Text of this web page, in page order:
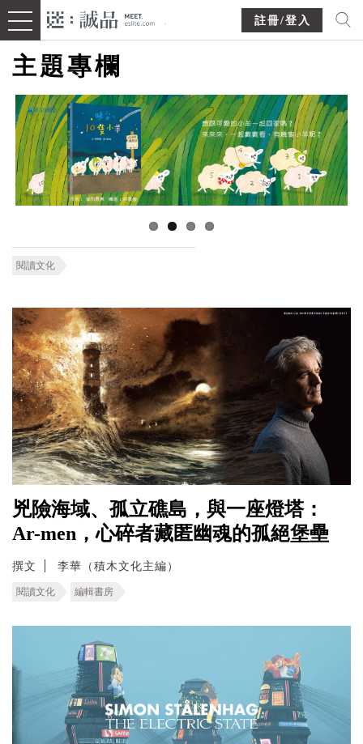
註冊/登入
主題專欄
閱讀文化
兇險海域、孤立礁島，與一座燈塔：
Ar-men，心碎者藏匿幽魂的孤絕堡壘
撰文 李華（積木文化主編）
閱讀文化 編輯書房